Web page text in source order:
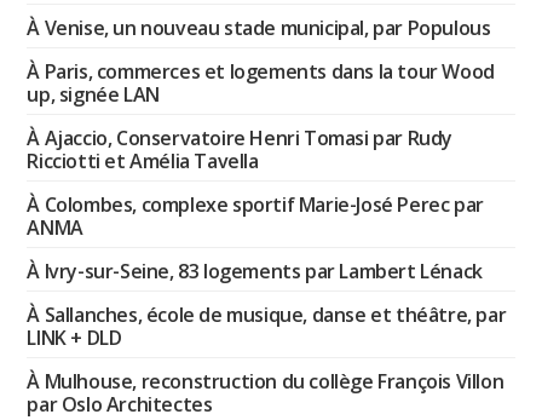
À Venise, un nouveau stade municipal, par Populous
À Paris, commerces et logements dans la tour Wood
up, signée LAN
À Ajaccio, Conservatoire Henri Tomasi par Rudy
Ricciotti et Amélia Tavella
À Colombes, complexe sportif Marie-José Perec par
ANMA
À Ivry-sur-Seine, 83 logements par Lambert Lénack
À Sallanches, école de musique, danse et théâtre, par
LINK + DLD
À Mulhouse, reconstruction du collège François Villon
par Oslo Architectes